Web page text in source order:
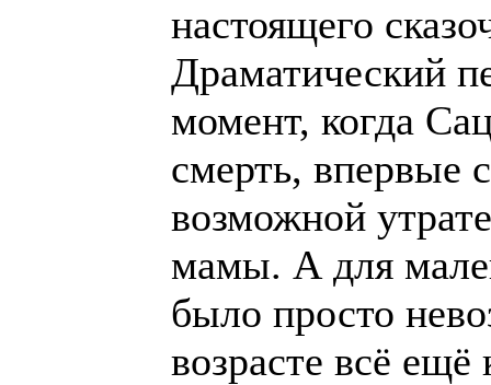
настоящего
Драматический
момент, когда
смерть, впервые
возможной
мамы. А для
было просто
возрасте всё